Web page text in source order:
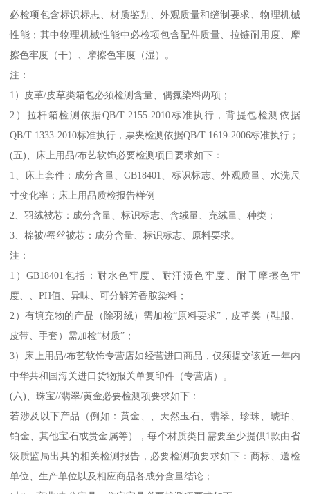
必检项包含标识标志、材质鉴别、外观质量和缝制要求、物理机械
性能；其中物理机械性能中必检项包含配件质量、拉链耐用度、摩
擦色牢度（干）、摩擦色牢度（湿）。
注：
1）皮革/皮草类箱包必须检测含量、偶氮染料两项；
2）拉杆箱检测依据QB/T 2155-2010标准执行，背提包检测依据
QB/T 1333-2010标准执行，票夹检测依据QB/T 1619-2006标准执行；
(五)、床上用品/布艺软饰必要检测项目要求如下：
1、床上套件：成分含量、GB18401、标识标志、外观质量、水洗尺
寸变化率；床上用品质检报告样例
2、羽绒被芯：成分含量、标识标志、含绒量、充绒量、种类；
3、棉被/蚕丝被芯：成分含量、标识标志、原料要求。
注：
1）GB18401包括：耐水色牢度、耐汗渍色牢度、耐干摩擦色牢
度、、PH值、异味、可分解芳香胺染料；
2）有填充物的产品（除羽绒）需加检“原料要求”，皮革类（鞋服、
皮带、手套）需加检“材质”；
3）床上用品/布艺软饰专营店如经营进口商品，仅须提交该近一年内
中华共和国海关进口货物报关单复印件（专营店）。
(六)、珠宝//翡翠/黄金必要检测项要求如下：
若涉及以下产品（例如：黄金、、天然玉石、翡翠、珍珠、琥珀、
铂金、其他宝石或贵金属等），每个材质类目需要至少提供1款由省
级质监局出具的相关检测报告，必要检测项要求如下：商标、送检
单位、生产单位以及相应商品各成分含量结论；